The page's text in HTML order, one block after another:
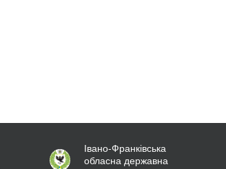
Івано-Франківська
обласна державна